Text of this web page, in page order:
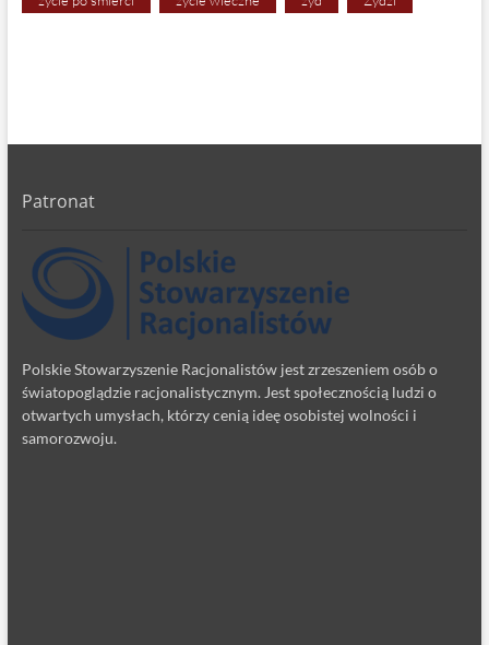
Patronat
Polskie Stowarzyszenie Racjonalistów jest zrzeszeniem osób o
światopoglądzie racjonalistycznym. Jest społecznością ludzi o
otwartych umysłach, którzy cenią ideę osobistej wolności i
samorozwoju.